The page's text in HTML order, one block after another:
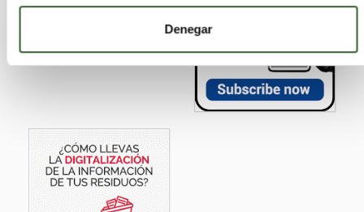
Denegar